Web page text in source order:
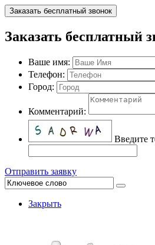
Заказать бесплатный звонок
Заказать бесплатный
Ваше имя:
Телефон:
Город:
Комментарий:
Введите
Отправить заявку
Закрыть